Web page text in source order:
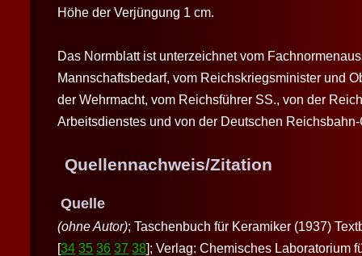
Höhe der Verjüngung 1 cm.
Das Normblatt ist unterzeichnet vom
Mannschaftsbedarf, vom Reichskriegsminister und
der Wehrmacht, vom Reichsführer SS., von der
Arbeitsdienstes und von der Deutschen
Quellennachweis/Zitation
Quelle
(ohne Autor); Taschenbuch für Keramiker (1937)
[34 35 36 37 38]; Verlag: Chemisches Laboratorium